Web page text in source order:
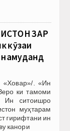
ЗАР
кӯзаи
. «Ин
ки тамоми
Ин ситоишро
муҳтарам
гирифтани ин
канори